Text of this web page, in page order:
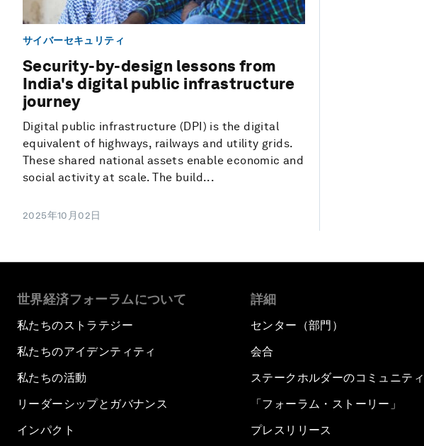
サイバーセキュリティ
Security-by-design lessons from
India's digital public infrastructure
journey
Digital public infrastructure (DPI) is the digital
equivalent of highways, railways and utility grids.
These shared national assets enable economic and
social activity at scale. The build...
2025年10月02日
世界経済フォーラムについて
私たちのストラテジー
私たちのアイデンティティ
私たちの活動
リーダーシップとガバナンス
インパクト
詳細
センター（部門）
会合
ステークホルダーのコミュニティ
「フォーラム・ストーリー」
プレスリリース